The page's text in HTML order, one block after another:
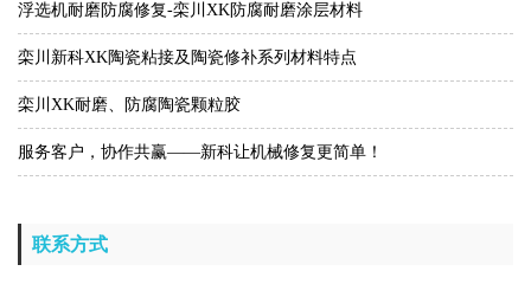
浮选机耐磨防腐修复-栾川XK防腐耐磨涂层材料
栾川新科XK陶瓷粘接及陶瓷修补系列材料特点
栾川XK耐磨、防腐陶瓷颗粒胶
服务客户，协作共赢——新科让机械修复更简单！
联系方式